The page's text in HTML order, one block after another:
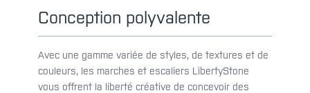
Conception polyvalente
Avec une gamme variée de styles, de textures et de
couleurs, les marches et escaliers LibertyStone
vous offrent la liberté créative de concevoir des